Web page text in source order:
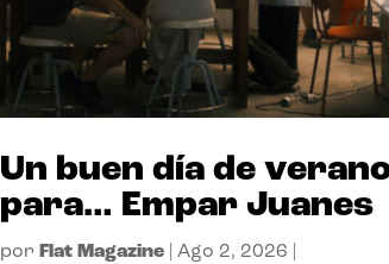
Un buen día de
para… Empar Juanes
por Flat Magazine| Ago 2, 2026